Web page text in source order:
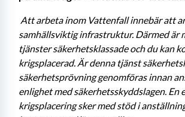
Att arbeta inom Vattenfall innebär att
samhällsviktig infrastruktur. Därmed är
tjänster säkerhetsklassade och du kan
krigsplacerad. Är denna tjänst
säkerhetsprövning genomföras innan
enlighet med säkerhetsskyddslagen. En
krigsplacering sker med stöd i